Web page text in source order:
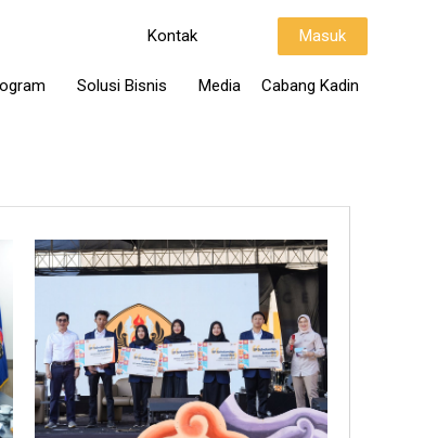
Kontak Masuk
Solusi Bisnis Media Cabang Kadin